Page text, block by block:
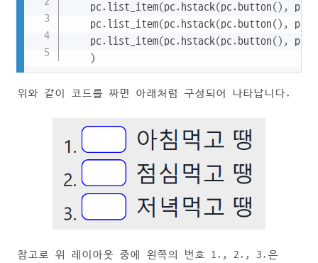
    pc
. list_item(pc. hstack(pc. button() , pc
    pc
. list_item(pc. hstack(pc. button() , pc
    pc
. list_item(pc. hstack(pc. button() , pc
)
위와 같이 코드를 짜면 아래처럼 구성되어 나타납니다.
참고로 위 레이아웃 중에 왼쪽의 번호 1., 2., 3.은